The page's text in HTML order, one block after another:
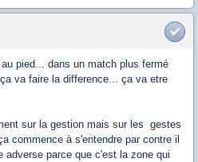
pied... dans un match plus fermé
va faire la difference... ça va etre
sur la gestion mais sur les gestes
commence à s'entendre par contre il
adverse parce que c'est la zone qui